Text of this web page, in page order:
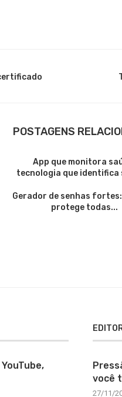
POSTAGENS
App que monitora
tecnologia que identifica
Gerador de senhas
protege todas...
você
27/11/